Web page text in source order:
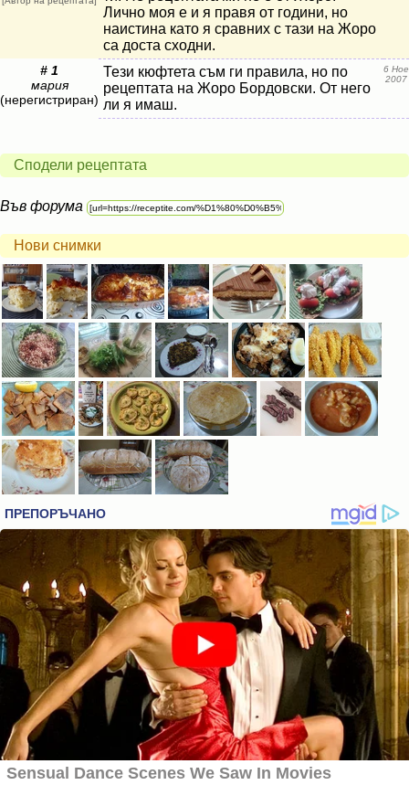
Лично моя е и я правя от години, но
наистина като я сравних с тази на Жоро
са доста сходни.
# 1
мария
(нерегистриран)
Тези кюфтета съм ги правила, но по
рецептата на Жоро Бордовски. От него
ли я имаш.
6 Ное
2007
Сподели рецептата
Във форума
Нови снимки